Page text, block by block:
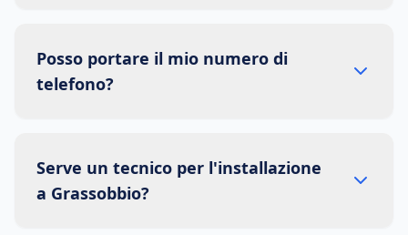
Posso portare il mio numero di
telefono?
Serve un tecnico per l'installazione
a Grassobbio?